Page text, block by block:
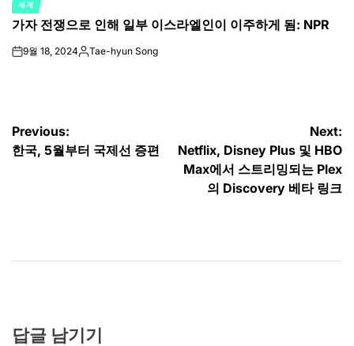
POSTED
IN
세계
가자 전쟁으로 인해 일부 이스라엘인이 이주하게 됨: NPR
on9월 18, 2024Posted
Tae-hyun Song
글
탐
Previous:
한국, 5월부터 국제선 증편
Next:
Netflix, Disney Plus 및 HBO
Max에서 스트리밍되는 Plex
의 Discovery 베타 링크
답글 남기기